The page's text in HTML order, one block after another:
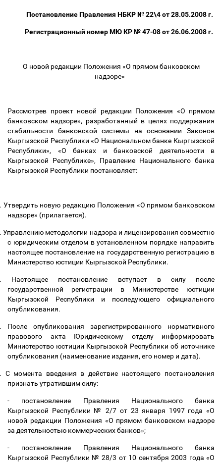
Постановление Правления НБКР № 22\4 от 28.05.2008 г.
Регистрационный номер МЮ КР № 47-08 от 26.06.2008 г.
О новой редакции Положения «О прямом банковском
надзоре»
Рассмотрев проект новой редакции Положения «О прямом
банковском надзоре», разработанный в целях поддержания
стабильности банковской системы на основании Законов
Кыргызской Республики «О Национальном банке Кыргызской
Республики», «О банках и банковской деятельности в
Кыргызской Республике», Правление Национального банка
Кыргызской Республики постановляет:
Утвердить новую редакцию Положения «О прямом банковском
надзоре» (прилагается).
Управлению методологии надзора и лицензирования совместно
с юридическим отделом в установленном порядке направить
настоящее постановление на государственную регистрацию в
Министерство юстиции Кыргызской Республики.
Настоящее постановление вступает в силу после
государственной регистрации в Министерстве юстиции
Кыргызской Республики и последующего официального
опубликования.
После опубликования зарегистрированного нормативного
правового акта Юридическому отделу информировать
Министерство юстиции Кыргызской Республики об источнике
опубликования (наименование издания, его номер и дата).
С момента введения в действие настоящего постановления
признать утратившим силу:
-
постановление Правления Национального банка
Кыргызской Республики № 2/7 от 23 января 1997 года «О
новой редакции Положения «О прямом банковском надзоре
за деятельностью коммерческих банков»;
- постановление Правления Национального банка
Кыргызской Республики № 28/3 от 10 сентября 2003 года «О